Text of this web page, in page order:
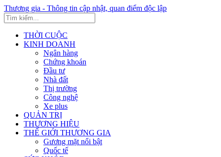
Thương gia - Thông tin cập nhật, quan điểm độc lập
THỜI CUỘC
KINH DOANH
Ngân hàng
Chứng khoán
Đầu tư
Nhà đất
Thị trường
Công nghệ
Xe plus
QUẢN TRỊ
THƯƠNG HIỆU
THẾ GIỚI THƯƠNG GIA
Gương mặt nổi bật
Quốc tế